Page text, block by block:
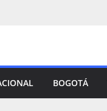
BOGOTÁ